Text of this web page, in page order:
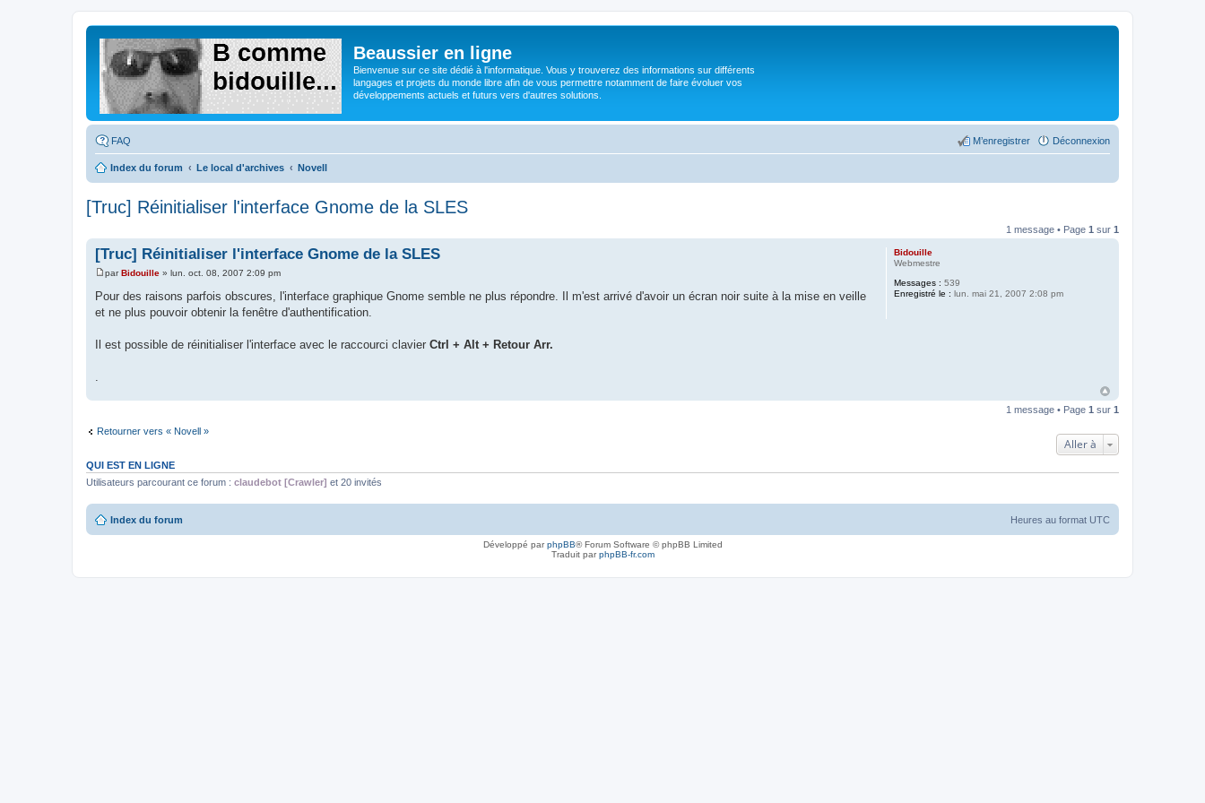
Beaussier en ligne
Bienvenue sur ce site dédié à l'informatique. Vous y trouverez des informations sur différents
langages et projets du monde libre afin de vous permettre notamment de faire évoluer vos
développements actuels et futurs vers d'autres solutions.
FAQ Déconnexion
M’enregistrer
Index du forum Le local d'archives Novell
[Truc] Réinitialiser l'interface Gnome de la SLES
1 message • Page 1 sur 1
Bidouille
Webmestre
Messages : 539
Enregistré le : lun. mai 21, 2007 2:08 pm
[Truc] Réinitialiser l'interface Gnome de la SLES
M
s
e
parBidouille » lun. oct. 08, 2007 2:09 pm
Pour des raisons parfois obscures, l'interface graphique Gnome semble ne plus répondre. Il m'est arrivé d'avoir un écran noir suite à la mise en veille
et ne plus pouvoir obtenir la fenêtre d'authentification.
Il est possible de réinitialiser l'interface avec le raccourci clavier Ctrl + Alt + Retour Arr.
1 message • Page 1 sur 1
Retourner vers « Novell »
Aller à
QUI EST EN LIGNE
Utilisateurs parcourant ce forum : claudebot [Crawler] et 20 invités
Index du forum Heures au format UTC
Développé parphpBB® Forum Software © phpBB Limited
Traduit parphpBB-fr.com